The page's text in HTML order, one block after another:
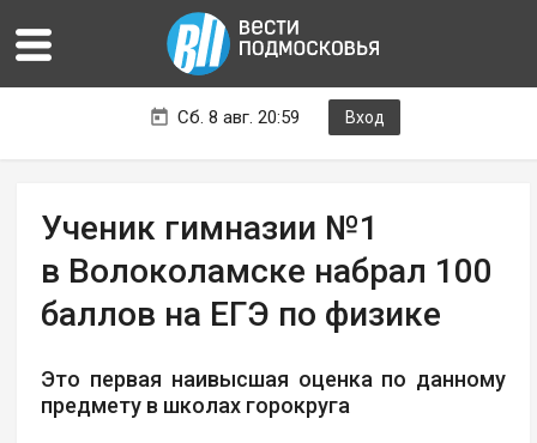
Сб. 8 авг. 20:59 Вход
Ученик гимназии №1
в Волоколамске набрал 100
баллов на ЕГЭ по физике
Это первая наивысшая оценка по данному
предмету в школах горокруга